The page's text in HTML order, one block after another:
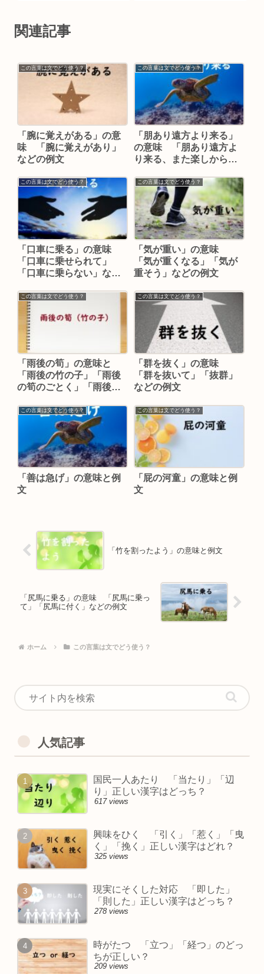
関連記事
この言葉は文でどう使う？
「腕に覚えがある」の意
味 「腕に覚えがあり」
などの例文
この言葉は文でどう使う？
「朋あり遠方より来る」
の意味 「朋あり遠方よ
り来る、また楽しからず
この言葉は文でどう使う？
「口車に乗る」の意味
「口車に乗せられて」
「口車に乗らない」など
この言葉は文でどう使う？
「気が重い」の意味
「気が重くなる」「気が
重そう」などの例文
この言葉は文でどう使う？
「雨後の筍」の意味と
「雨後の竹の子」「雨後
の筍のごとく」「雨後の
この言葉は文でどう使う？
「群を抜く」の意味
「群を抜いて」「抜群」
などの例文
この言葉は文でどう使う？
「善は急げ」の意味と例
文
この言葉は文でどう使う？
「屁の河童」の意味と例
文
「竹を割ったよう」の意味と例文
「尻馬に乗る」の意味 「尻馬に乗っ
て」「尻馬に付く」などの例文
ホーム この言葉は文でどう使う？
人気記事
国民一人あたり 「当たり」「辺
り」正しい漢字はどっち？
617 views
興味をひく 「引く」「惹く」「曳
く」「挽く」正しい漢字はどれ？
325 views
現実にそくした対応 「即した」
「則した」正しい漢字はどっち？
278 views
時がたつ 「立つ」「経つ」のどっ
ちが正しい？
209 views